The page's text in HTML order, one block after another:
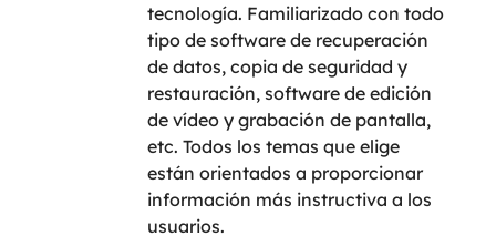
tecnología. Familiarizado con todo
tipo de software de recuperación
de datos, copia de seguridad y
restauración, software de edición
de vídeo y grabación de pantalla,
etc. Todos los temas que elige
están orientados a proporcionar
información más instructiva a los
usuarios.